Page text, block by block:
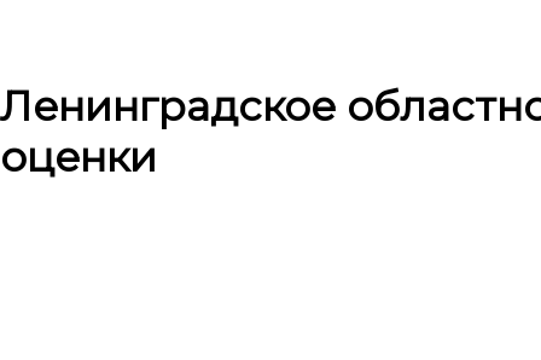
Ленинградское
оценки